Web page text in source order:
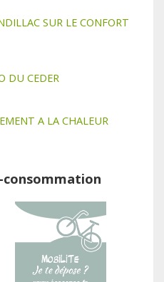
SUR LE CONFORT
DU CEDER
A LA CHALEUR